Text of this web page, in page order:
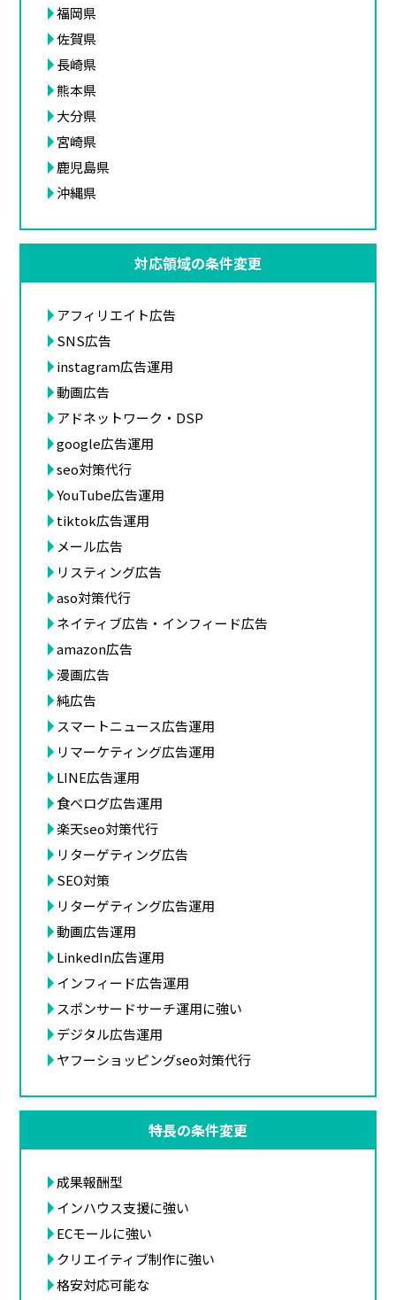
福岡県
佐賀県
長崎県
熊本県
大分県
宮崎県
鹿児島県
沖縄県
対応領域の条件変更
アフィリエイト広告
SNS広告
instagram広告運用
動画広告
アドネットワーク・DSP
google広告運用
seo対策代行
YouTube広告運用
tiktok広告運用
メール広告
リスティング広告
aso対策代行
ネイティブ広告・インフィード広告
amazon広告
漫画広告
純広告
スマートニュース広告運用
リマーケティング広告運用
LINE広告運用
食べログ広告運用
楽天seo対策代行
リターゲティング広告
SEO対策
リターゲティング広告運用
動画広告運用
LinkedIn広告運用
インフィード広告運用
スポンサードサーチ運用に強い
デジタル広告運用
ヤフーショッピングseo対策代行
特長の条件変更
成果報酬型
インハウス支援に強い
ECモールに強い
クリエイティブ制作に強い
格安対応可能な